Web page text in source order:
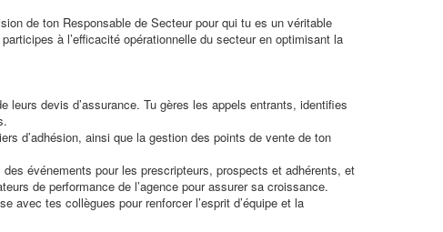
de ton Responsable de Secteur pour qui tu es un véritable
à l’efficacité opérationnelle du secteur en optimisant la
devis d’assurance. Tu gères les appels entrants, identifies
d’adhésion, ainsi que la gestion des points de vente de ton
événements pour les prescripteurs, prospects et adhérents, et
de performance de l’agence pour assurer sa croissance.
avec tes collègues pour renforcer l’esprit d’équipe et la